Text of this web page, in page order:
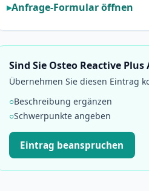
Anfrage-Formular öffnen
Sind Sie Osteo Reactive Plus
Übernehmen Sie diesen Eintrag
○Beschreibung ergänzen
○Schwerpunkte angeben
Eintrag beanspruchen